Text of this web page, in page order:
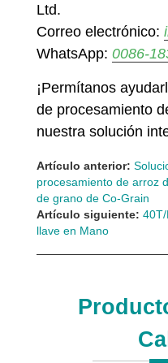
Ltd.
Correo electrónico:
WhatsApp: 0086-
¡Permítanos
de procesamiento
nuestra solución
Artículo anterior:
procesamiento de arroz
de grano de Co-Grain
Artículo siguiente:
llave en Mano